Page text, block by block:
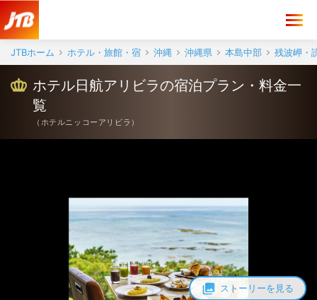
JTBホーム ホテル・旅館・宿 沖縄 沖縄県 本島中部 残波岬・
ストーリーを見る
ホテル日航アリビラの宿泊プラン・料金一
覧
（ ホテルニッコーアリビラ ）